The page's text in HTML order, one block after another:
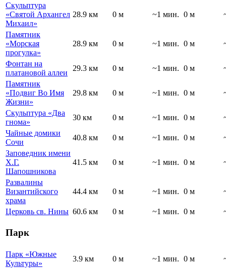
Скульптура
«Святой Архангел
Михаил»
28.9 км 0 м ~1 мин. 0 м
Памятник
«Морская
прогулка»
28.9 км 0 м ~1 мин. 0 м
Фонтан на
платановой аллеи
29.3 км 0 м ~1 мин. 0 м
Памятник
«Подвиг Во Имя
Жизни»
29.8 км 0 м ~1 мин. 0 м
Скульптура «Два
гнома»
30 км 0 м ~1 мин. 0 м
Чайные домики
Сочи
40.8 км 0 м ~1 мин. 0 м
Заповедник имени
Х.Г.
Шапошникова
41.5 км 0 м ~1 мин. 0 м
Развалины
Византийского
храма
44.4 км 0 м ~1 мин. 0 м
Церковь св. Нины 60.6 км 0 м ~1 мин. 0 м
Парк
Парк «Южные
Культуры»
3.9 км 0 м ~1 мин. 0 м